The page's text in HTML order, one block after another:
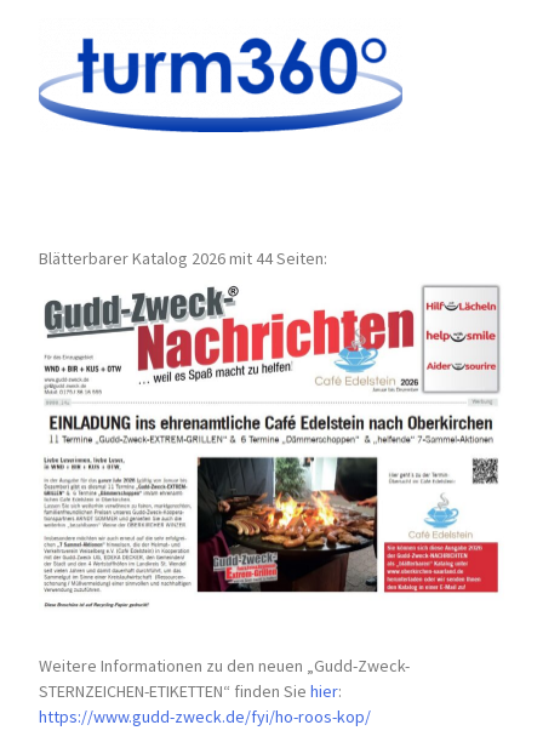
Blätterbarer Katalog 2026 mit 44 Seiten:
Weitere Informationen zu den neuen „Gudd-Zweck-
STERNZEICHEN-ETIKETTEN“ finden Siehier:
https://www.gudd-zweck.de/fyi/ho-roos-kop/